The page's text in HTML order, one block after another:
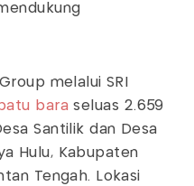
melalui SRI
batu bara seluas 2.659
Santilik dan Desa
Hulu, Kabupaten
Tengah. Lokasi